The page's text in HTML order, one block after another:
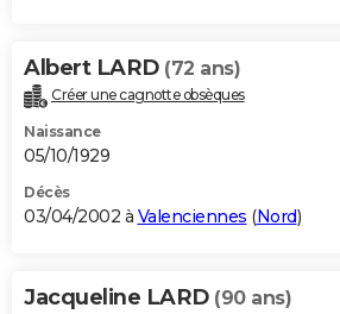
Albert LARD (72 ans)
Créer une cagnotte obsèques
Naissance
05/10/1929
Décès
03/04/2002 à Valenciennes (Nord)
Jacqueline LARD (90 ans)